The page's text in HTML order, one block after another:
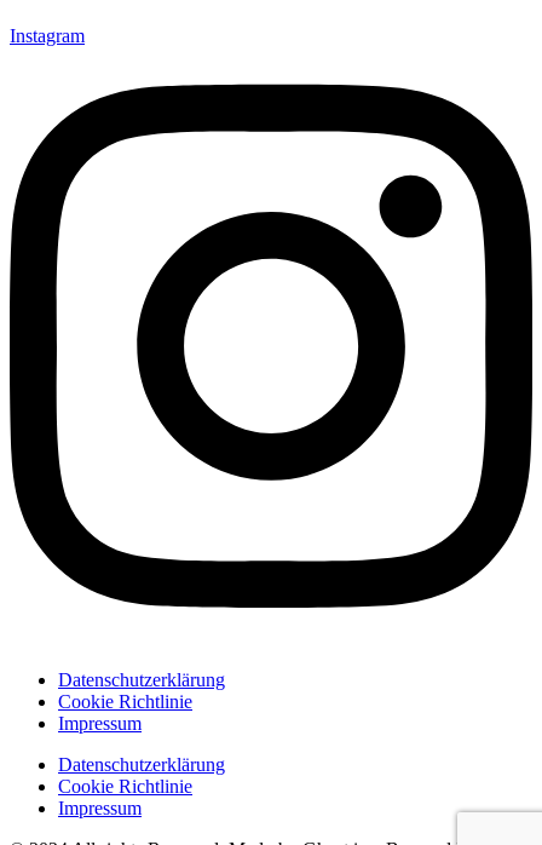
Instagram
Datenschutzerklärung
Cookie Richtlinie
Impressum
Datenschutzerklärung
Cookie Richtlinie
Impressum